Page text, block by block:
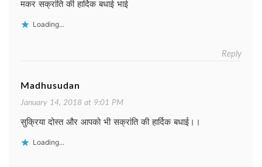
मकर सक्रांति की हार्दिक बधाई भाई
Loading...
Reply
Madhusudan
January 14, 2018 at 9:01 PM
सुक्रिया दोस्त और आपको भी सक्रांति की हार्दिक बधाई।।
Loading...